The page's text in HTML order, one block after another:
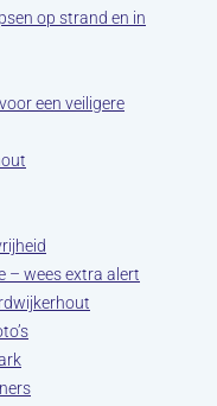
op strand en in
een veiligere
– wees extra alert